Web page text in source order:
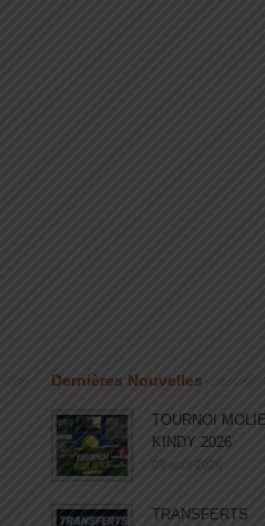
Dernières Nouvelles
TOURNOI
KINDY 2026
03 août 2026
TRANSFERTS